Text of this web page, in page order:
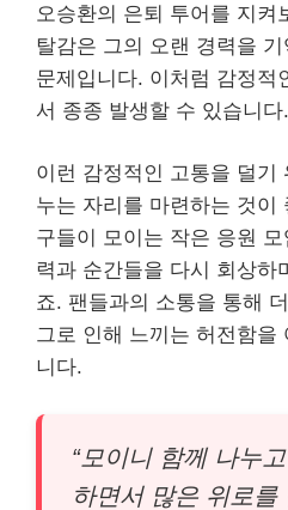
오승환의 은퇴 투어를 지켜
탈감은 그의 오랜 경력을
문제입니다. 이처럼 감정적
서 종종 발생할 수 있습니다.
이런 감정적인 고통을 덜기
누는 자리를 마련하는 것이
구들이 모이는 작은 응원
력과 순간들을 다시 회상하
죠. 팬들과의 소통을 통해
그로 인해 느끼는 허전함을
니다.
“모이니 함께 나누
하면서 많은 위로를